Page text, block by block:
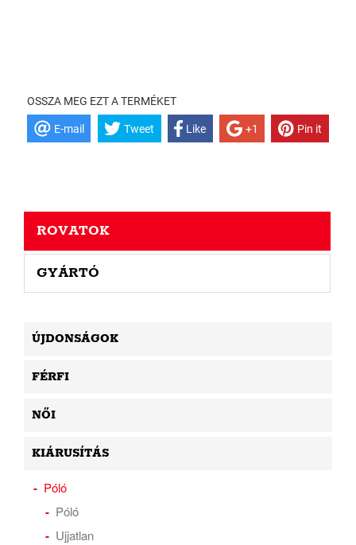
OSSZA MEG EZT A TERMÉKET
E-mail Tweet Like +1 Pin it
ROVATOK
GYÁRTÓ
ÚJDONSÁGOK
FÉRFI
NŐI
KIÁRUSÍTÁS
Póló
Póló
Ujjatlan